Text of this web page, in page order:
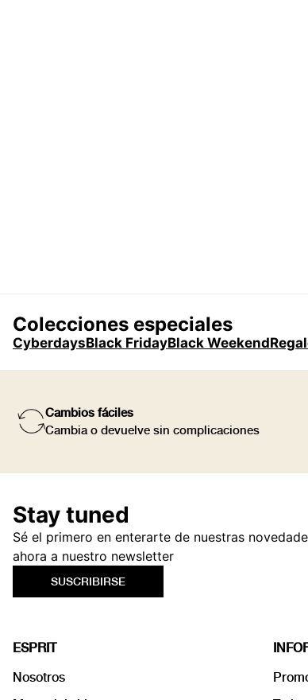
Colecciones especiales
CyberdaysBlack FridayBlack Weekend
Cambios fáciles
Cambia o devuelve sin complicaciones
Stay tuned
Sé el primero en enterarte de nuestras
ahora a nuestro newsletter
SUSCRIBIRSE
ESPRIT
Nosotros